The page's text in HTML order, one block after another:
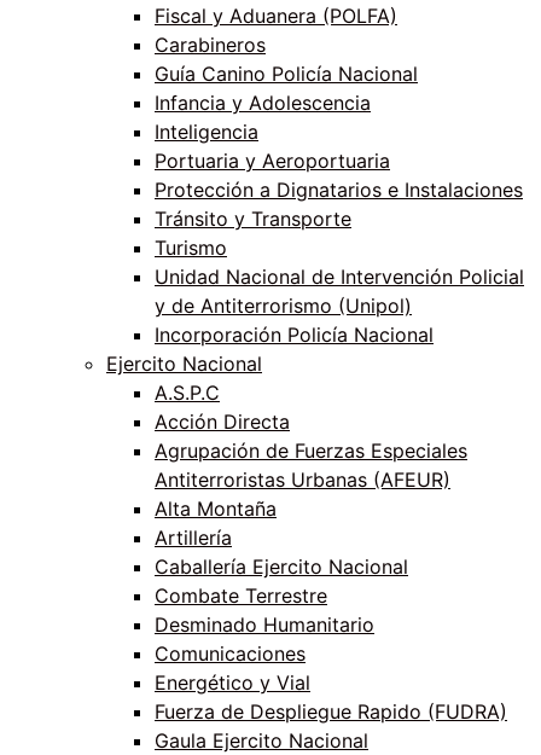
Fiscal y Aduanera (POLFA)
Carabineros
Guía Canino Policía Nacional
Infancia y Adolescencia
Inteligencia
Portuaria y Aeroportuaria
Protección a Dignatarios e Instalaciones
Tránsito y Transporte
Turismo
Unidad Nacional de Intervención Policial
y de Antiterrorismo (Unipol)
Incorporación Policía Nacional
Ejercito Nacional
A.S.P.C
Acción Directa
Agrupación de Fuerzas Especiales
Antiterroristas Urbanas (AFEUR)
Alta Montaña
Artillería
Caballería Ejercito Nacional
Combate Terrestre
Desminado Humanitario
Comunicaciones
Energético y Vial
Fuerza de Despliegue Rapido (FUDRA)
Gaula Ejercito Nacional